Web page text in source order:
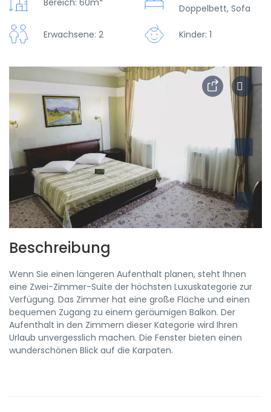
Doppelbett, Sofa
Erwachsene: 2 Kinder: 1
Beschreibung
Wenn Sie einen längeren Aufenthalt planen, steht Ihnen
eine Zwei-Zimmer-Suite der höchsten Luxuskategorie zur
Verfügung. Das Zimmer hat eine große Fläche und einen
bequemen Zugang zu einem geräumigen Balkon. Der
Aufenthalt in den Zimmern dieser Kategorie wird Ihren
Urlaub unvergesslich machen. Die Fenster bieten einen
wunderschönen Blick auf die Karpaten.